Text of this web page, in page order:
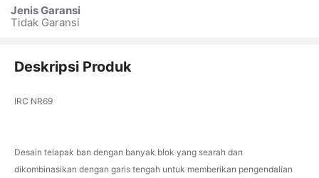
Jenis Garansi
Tidak Garansi
Deskripsi Produk
IRC NR69
Desain telapak ban dengan banyak blok yang searah dan
dikombinasikan dengan garis tengah untuk memberikan pengendalian